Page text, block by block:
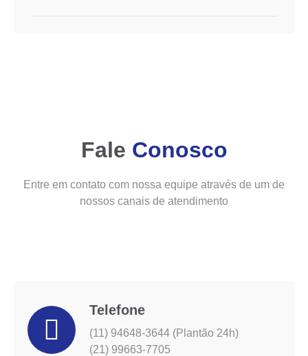
Fale Conosco
Entre em contato com nossa equipe através de um de
nossos canais de atendimento
Telefone
(11) 94648-3644 (Plantão 24h)
(21) 99663-7705